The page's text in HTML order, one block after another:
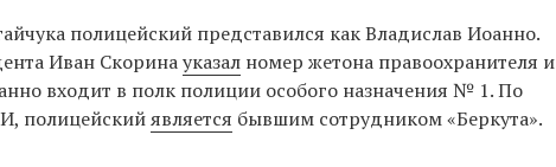
полицейский представился как Владислав Иоанно.
Иван Скоринауказалномер жетона правоохранителя и
входит в полк полиции особого назначения № 1. По
полицейскийявляется бывшим сотрудником «Беркута».